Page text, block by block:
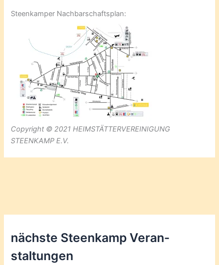
Steenkamper Nachbarschaftsplan:
Copyright © 2021 HEIMSTÄTTERVEREINIGUNG
STEENKAMP E.V.
nächste Steenkamp Veran­
staltungen